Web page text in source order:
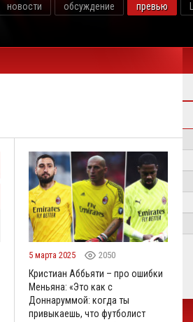
новости обсуждение превью
5 марта 2025 2050
Кристиан Аббьяти – про ошибки
Меньяна: «Это как с
Доннаруммой: когда ты
привыкаешь, что футболист